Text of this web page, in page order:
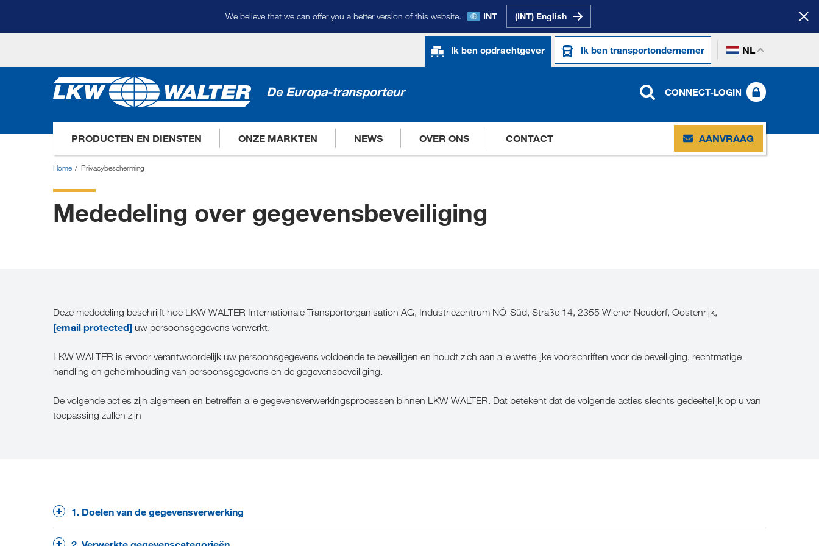
We believe that we can offer you a better version of this website. INT (INT) English
Ik ben opdrachtgever Ik ben transportondernemer NL
De Europa-transporteur CONNECT-LOGIN
PRODUCTEN EN DIENSTEN ONZE MARKTEN NEWS OVER ONS CONTACT AANVRAAG
Home Privacybescherming
Mededeling over gegevensbeveiliging
Deze mededeling beschrijft hoe LKW WALTER Internationale Transportorganisation AG, Industriezentrum NÖ-Süd, Straße 14, 2355 Wiener Neudorf, Oostenrijk,
[email protected] uw persoonsgegevens verwerkt.
LKW WALTER is ervoor verantwoordelijk uw persoonsgegevens voldoende te beveiligen en houdt zich aan alle wettelijke voorschriften voor de beveiliging, rechtmatige
handling en geheimhouding van persoonsgegevens en de gegevensbeveiliging.
De volgende acties zijn algemeen en betreffen alle gegevensverwerkingsprocessen binnen LKW WALTER. Dat betekent dat de volgende acties slechts gedeeltelijk op u van
toepassing zullen zijn
1. Doelen van de gegevensverwerking